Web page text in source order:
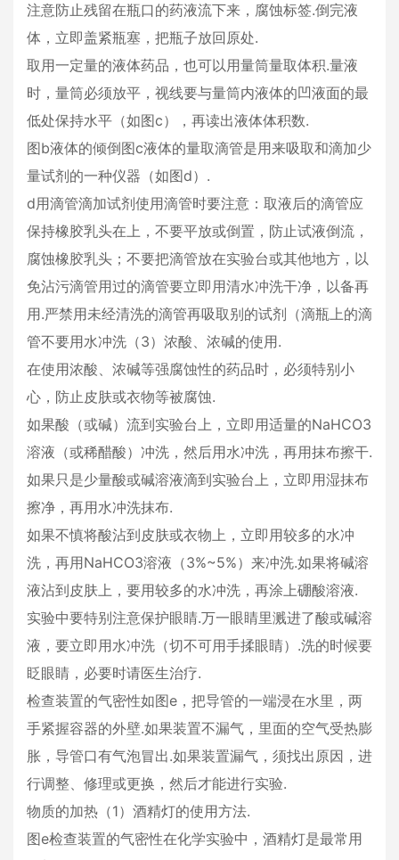
注意防止残留在瓶口的药液流下来，腐蚀标签.倒完液
体，立即盖紧瓶塞，把瓶子放回原处.
取用一定量的液体药品，也可以用量筒量取体积.量液
时，量筒必须放平，视线要与量筒内液体的凹液面的最
低处保持水平（如图c），再读出液体体积数.
图b液体的倾倒图c液体的量取滴管是用来吸取和滴加少
量试剂的一种仪器（如图d）.
d用滴管滴加试剂使用滴管时要注意：取液后的滴管应
保持橡胶乳头在上，不要平放或倒置，防止试液倒流，
腐蚀橡胶乳头；不要把滴管放在实验台或其他地方，以
免沾污滴管用过的滴管要立即用清水冲洗干净，以备再
用.严禁用未经清洗的滴管再吸取别的试剂（滴瓶上的滴
管不要用水冲洗（3）浓酸、浓碱的使用.
在使用浓酸、浓碱等强腐蚀性的药品时，必须特别小
心，防止皮肤或衣物等被腐蚀.
如果酸（或碱）流到实验台上，立即用适量的NaHCO3
溶液（或稀醋酸）冲洗，然后用水冲洗，再用抹布擦干.
如果只是少量酸或碱溶液滴到实验台上，立即用湿抹布
擦净，再用水冲洗抹布.
如果不慎将酸沾到皮肤或衣物上，立即用较多的水冲
洗，再用NaHCO3溶液（3%~5%）来冲洗.如果将碱溶
液沾到皮肤上，要用较多的水冲洗，再涂上硼酸溶液.
实验中要特别注意保护眼睛.万一眼睛里溅进了酸或碱溶
液，要立即用水冲洗（切不可用手揉眼睛）.洗的时候要
眨眼睛，必要时请医生治疗.
检查装置的气密性如图e，把导管的一端浸在水里，两
手紧握容器的外壁.如果装置不漏气，里面的空气受热膨
胀，导管口有气泡冒出.如果装置漏气，须找出原因，进
行调整、修理或更换，然后才能进行实验.
物质的加热（1）酒精灯的使用方法.
图e检查装置的气密性在化学实验中，酒精灯是最常用